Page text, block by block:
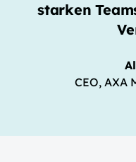
starken
CEO, AXA